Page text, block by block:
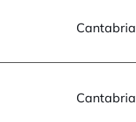
opens in a new tabCantabria
opens in a new tabCantabria